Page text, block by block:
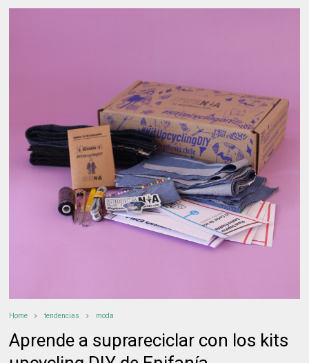
Home tendencias moda
Aprende a suprareciclar con los kits